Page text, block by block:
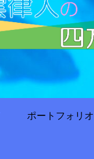
ポートフォリオ